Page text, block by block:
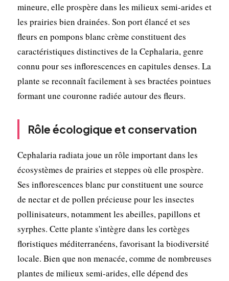
mineure, elle prospère dans les milieux semi-arides et
les prairies bien drainées. Son port élancé et ses
fleurs en pompons blanc crème constituent des
caractéristiques distinctives de la Cephalaria, genre
connu pour ses inflorescences en capitules denses. La
plante se reconnaît facilement à ses bractées pointues
formant une couronne radiée autour des fleurs.
Rôle écologique et conservation
Cephalaria radiata joue un rôle important dans les
écosystèmes de prairies et steppes où elle prospère.
Ses inflorescences blanc pur constituent une source
de nectar et de pollen précieuse pour les insectes
pollinisateurs, notamment les abeilles, papillons et
syrphes. Cette plante s'intègre dans les cortèges
floristiques méditerranéens, favorisant la biodiversité
locale. Bien que non menacée, comme de nombreuses
plantes de milieux semi-arides, elle dépend des